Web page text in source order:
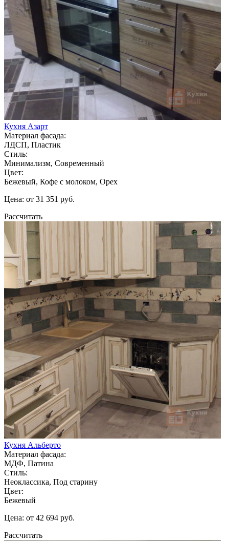
Кухня Азарт
Материал фасада:
ЛДСП, Пластик
Стиль:
Минимализм, Современный
Цвет:
Бежевый, Кофе с молоком, Орех
Цена: от 31 351 руб.
Рассчитать
Кухня Альберто
Материал фасада:
МДФ, Патина
Стиль:
Неоклассика, Под старину
Цвет:
Бежевый
Цена: от 42 694 руб.
Рассчитать